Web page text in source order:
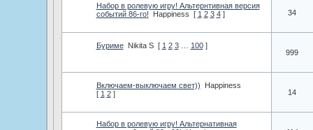
Набор в ролевую игру! Альтернтивная версия
событий 86-го!
Happiness [ 1 2 3 4 ] 34
Буриме Nikita S [ 1 2 3 100 ]
999
Включаем-выключаем свет))
Happiness
[ 1 2 ] 14
Набор в ролевую игру! Альтернативная